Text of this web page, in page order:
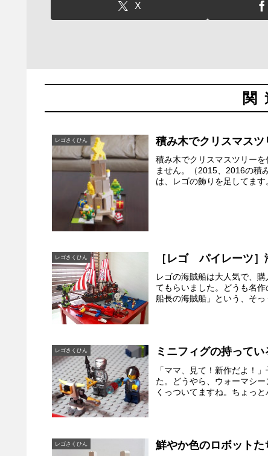
X
関
レゴさくひん 積み木でクリスマスツ
積み木でクリスマスツリー
ません。（2015、2016の積
は、レゴの飾りを足してま
レゴさくひん ［レゴ パイレーツ］
レゴの海賊船は大人気で、
てもらいました。どうも名
船長の海賊船」という、そ
レゴさくひん ミニフィグの持って
「ママ、見て！新作だよ！
た。どうやら、ウォーマシ
くっついてますね。ちょっ
レゴさくひん 鮮やか色のロボット